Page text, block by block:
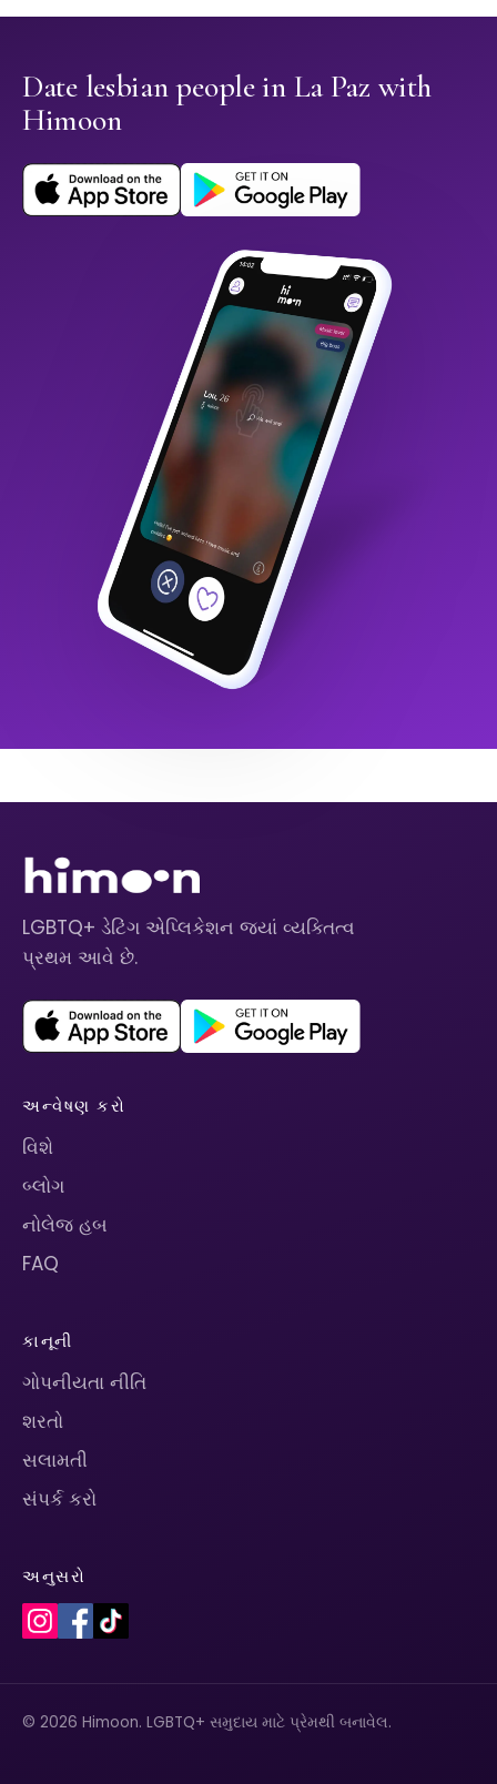
Date lesbian people in La Paz with
Himoon
LGBTQ+ ડેટિંગ એપ્લિકેશન જ્યાં વ્યક્તિત્વ
પ્રથમ આવે છે.
અન્વેષણ કરો
વિશે
બ્લોગ
નોલેજ હબ
FAQ
કાનૂની
ગોપનીયતા નીતિ
શરતો
સલામતી
સંપર્ક કરો
અનુસરો
© 2026 Himoon. LGBTQ+ સમુદાય માટે પ્રેમથી બનાવેલ.